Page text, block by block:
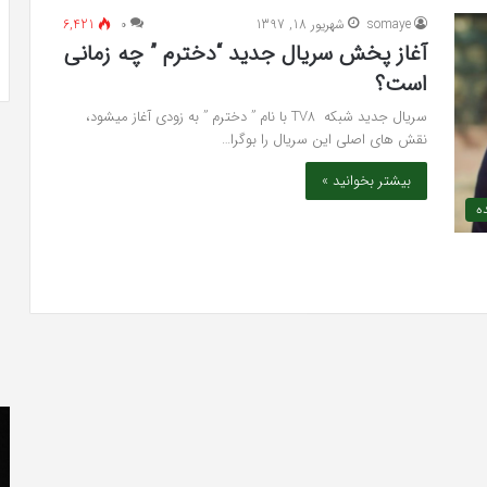
somaye شهریور 18, 1397 ۰ 6,421
آغاز پخش سریال جدید “دخترم ” چه زمانی
است؟
سریال جدید شبکه TV8 با نام ” دخترم ” به زودی آغاز میشود،
نقش های اصلی این سریال را بوگرا…
بیشتر بخوانید »
به شایعه‌های اخیر؛
دادگاه می‌دهم»
تشخیص سندرم پرادر-ویلی چگونه انجام
می‌شود؟